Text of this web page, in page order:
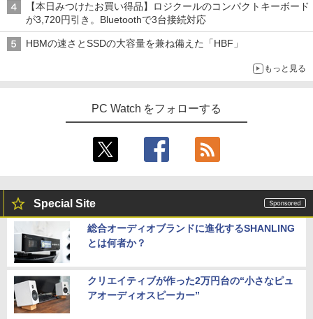
【本日みつけたお買い得品】ロジクールのコンパクトキーボード
が3,720円引き。Bluetoothで3台接続対応
HBMの速さとSSDの大容量を兼ね備えた「HBF」
もっと見る
PC Watch をフォローする
Special Site
総合オーディオブランドに進化するSHANLING
とは何者か？
クリエイティブが作った2万円台の“小さなピュ
アオーディオスピーカー”